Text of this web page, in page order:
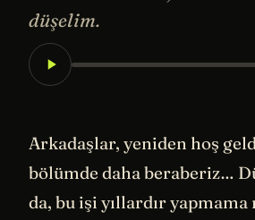
düşelim.
Arkadaşlar, yeniden hoş
bölümde daha beraberiz…
da, bu işi yıllardır